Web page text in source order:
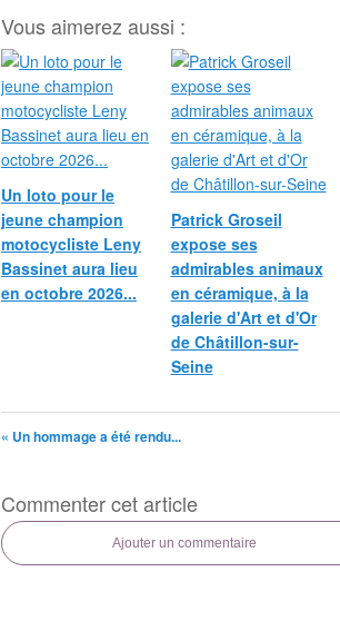
Vous aimerez aussi :
Un loto pour le
jeune champion
motocycliste Leny
Bassinet aura lieu
en octobre 2026...
Patrick Groseil
expose ses
admirables animaux
en céramique, à la
galerie d'Art et d'Or
de Châtillon-sur-
Seine
« Un hommage a été rendu...
Commenter cet article
Ajouter un commentaire